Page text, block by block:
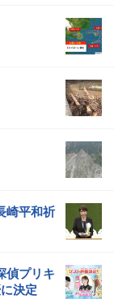
平和祈
偵プリキ
決定